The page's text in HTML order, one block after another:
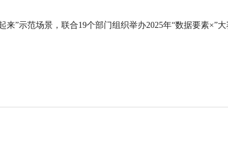
”示范场景，联合19个部门组织举办2025年“数据要素×”大